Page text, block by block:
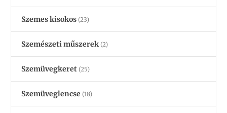
Szemes kisokos (23)
Szemészeti műszerek (2)
Szemüvegkeret (25)
Szemüveglencse (18)